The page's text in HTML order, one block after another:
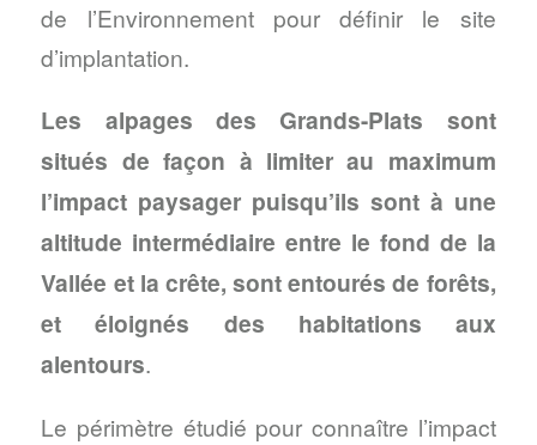
de l’Environnement pour définir le site
d’implantation.
Les alpages des Grands-Plats sont
situés de façon à limiter au maximum
l’impact paysager puisqu’ils sont à une
altitude intermédiaire entre le fond de la
Vallée et la crête, sont entourés de forêts,
et éloignés des habitations aux
alentours.
Le périmètre étudié pour connaître l’impact